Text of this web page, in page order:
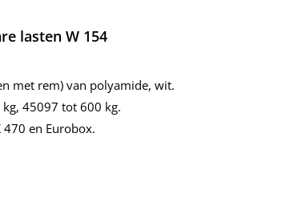
lasten W 154
met rem) van polyamide, wit.
45097 tot 600 kg.
en Eurobox.